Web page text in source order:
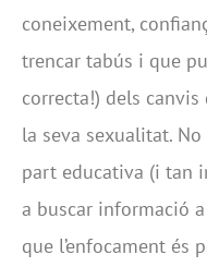
coneixement,
trencar tabús i que
correcta!) dels
la seva sexualitat.
part educativa (i tan
a buscar informació
que l’enfocament és